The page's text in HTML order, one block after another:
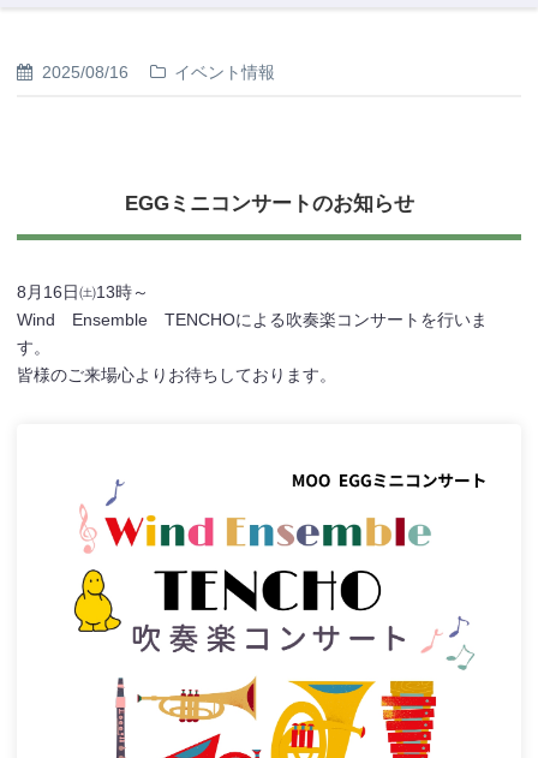
2025/08/16 イベント情報
EGGミニコンサートのお知らせ
8月16日㈯13時～
Wind Ensemble TENCHOによる吹奏楽コンサートを行いま
す。
皆様のご来場心よりお待ちしております。